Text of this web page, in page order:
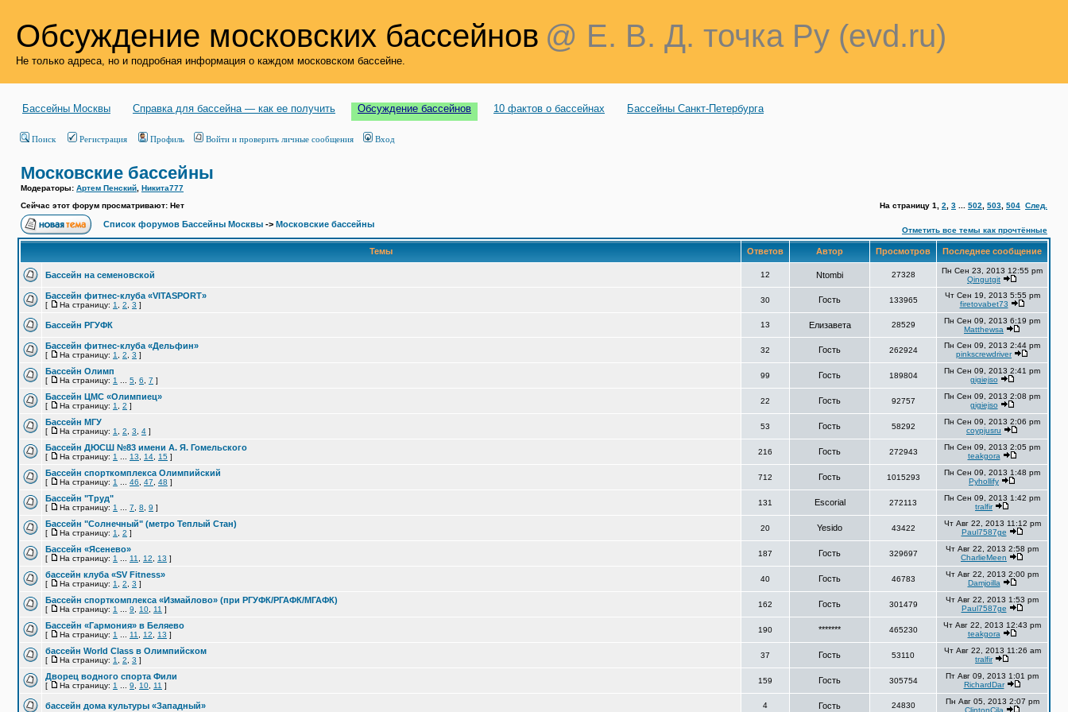
Обсуждение московских бассейнов @ Е. В. Д. точка Ру (evd.ru)
Не только адреса, но и подробная информация о каждом московском бассейне.
Бассейны Москвы Справка для бассейна — как ее получить Обсуждение бассейнов 10 фактов о бассейнах Бассейны Санкт-Петербурга
Поиск Регистрация Профиль Войти и проверить личные сообщения Вход
Московские бассейны
Модераторы: Артем Пенский Никита777
Сейчас этот форум просматривают: Нет
На страницу 1 2 3 502 503 504 След.
Список форумов Бассейны Москвы -> Московские бассейны
Отметить все темы как прочтённые
Темы Ответов Автор Просмотров Последнее сообщение
Бассейн на семеновской 12 Ntombi 27328
Пн Сен 23, 2013 12:55 pm
Qingutgit
Бассейн фитнес-клуба «VITASPORT»
[ На страницу: 1 2 3 ]
30 Гость 133965
Чт Сен 19, 2013 5:55 pm
firetovabet73
Бассейн РГУФК 13 Елизавета 28529
Пн Сен 09, 2013 6:19 pm
Matthewsa
Бассейн фитнес-клуба «Дельфин»
[ На страницу: 1 2 3 ]
32 Гость 262924
Пн Сен 09, 2013 2:44 pm
pinkscrewdriver
Бассейн Олимп
[ На страницу: 1 5 6 7 ]
99 Гость 189804
Пн Сен 09, 2013 2:41 pm
gigiejso
Бассейн ЦМС «Олимпиец»
[ На страницу: 1 2 ]
22 Гость 92757
Пн Сен 09, 2013 2:08 pm
gigiejso
Бассейн МГУ
[ На страницу: 1 2 3 4 ]
53 Гость 58292
Пн Сен 09, 2013 2:06 pm
coypjusru
Бассейн ДЮСШ №83 имени А. Я. Гомельского
[ На страницу: 1 13 14 15 ]
216 Гость 272943
Пн Сен 09, 2013 2:05 pm
teakgora
Бассейн спорткомплекса Олимпийский
[ На страницу: 1 46 47 48 ]
712 Гость 1015293
Пн Сен 09, 2013 1:48 pm
Pyhollify
Бассейн "Труд"
[ На страницу: 1 7 8 9 ]
131 Escorial 272113
Пн Сен 09, 2013 1:42 pm
tralfir
Бассейн "Солнечный" (метро Теплый Стан)
[ На страницу: 1 2 ]
20 Yesido 43422
Чт Авг 22, 2013 11:12 pm
Paul7587ge
Бассейн «Ясенево»
[ На страницу: 1 11 12 13 ]
187 Гость 329697
Чт Авг 22, 2013 2:58 pm
CharlieMeen
бассейн клуба «SV Fitness»
[ На страницу: 1 2 3 ]
40 Гость 46783
Чт Авг 22, 2013 2:00 pm
Damjoilla
Бассейн спорткомплекса «Измайлово» (при РГУФК/РГАФК/МГАФК)
[ На страницу: 1 9 10 11 ]
162 Гость 301479
Чт Авг 22, 2013 1:53 pm
Paul7587ge
Бассейн «Гармония» в Беляево
[ На страницу: 1 11 12 13 ]
190 ******* 465230
Чт Авг 22, 2013 12:43 pm
teakgora
бассейн World Class в Олимпийском
[ На страницу: 1 2 3 ]
37 Гость 53110
Чт Авг 22, 2013 11:26 am
tralfir
Дворец водного спорта Фили
[ На страницу: 1 9 10 11 ]
159 Гость 305754
Пт Авг 09, 2013 1:01 pm
RichardDar
бассейн дома культуры «Западный» 4 Гость 24830
Пн Авг 05, 2013 2:07 pm
ClintonCila